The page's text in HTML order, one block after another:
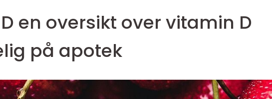
en oversikt over vitamin D
på apotek